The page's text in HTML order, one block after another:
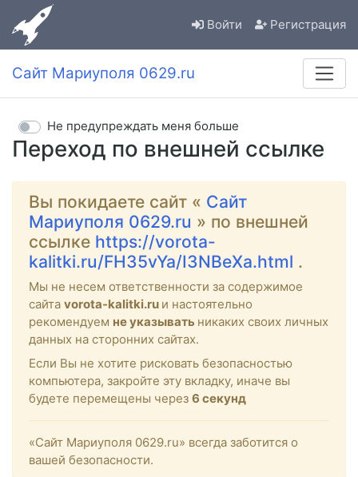
Войти Регистрация
Сайт Мариуполя 0629.ru
Переход по внешней ссылке
Не предупреждать меня больше
Вы покидаете сайт « Сайт
Мариуполя 0629.ru » по внешней
ссылке https://vorota-
kalitki.ru/FH35vYa/I3NBeXa.html .
Мы не несем ответственности за содержимое
сайта vorota-kalitki.ru и настоятельно
рекомендуем не указывать никаких своих личных
данных на сторонних сайтах.
Если Вы не хотите рисковать безопасностью
компьютера, закройте эту вкладку, иначе вы
будете перемещены через 6 секунд
«Сайт Мариуполя 0629.ru» всегда заботится о
вашей безопасности.